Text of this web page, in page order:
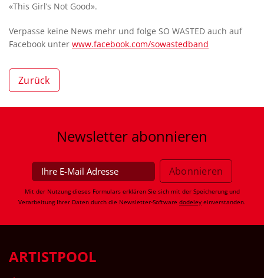
«This Girl’s Not Good».
Verpasse keine News mehr und folge SO WASTED auch auf
Facebook unter www.facebook.com/sowastedband
Zurück
Newsletter abonnieren
Mit der Nutzung dieses Formulars erklären Sie sich mit der Speicherung und
Verarbeitung Ihrer Daten durch die Newsletter-Software dodeley einverstanden.
ARTISTPOOL